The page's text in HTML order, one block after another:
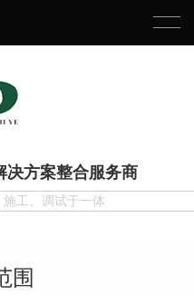
决方案整合服务商
工、调试于一体
围